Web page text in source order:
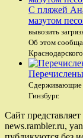
С пляжей
мазутом
вывозить
Об этом
Сдерживающие
Гинзбург.
Сайт
news.rambler.ru,